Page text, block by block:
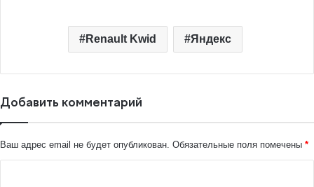
Renault Kwid Яндекс
Добавить комментарий
Ваш адрес email не будет опубликован. Обязательные поля помечены *